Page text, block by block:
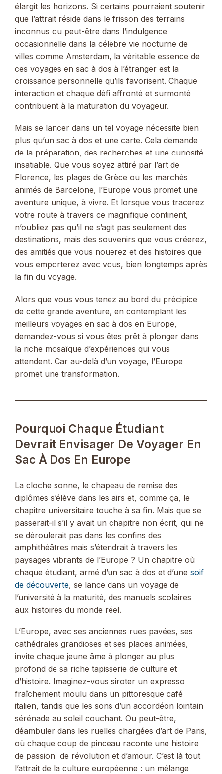
élargit les horizons. Si certains pourraient soutenir
que l’attrait réside dans le frisson des terrains
inconnus ou peut-être dans l’indulgence
occasionnelle dans la célèbre vie nocturne de
villes comme Amsterdam, la véritable essence de
ces voyages en sac à dos à l’étranger est la
croissance personnelle qu’ils favorisent. Chaque
interaction et chaque défi affronté et surmonté
contribuent à la maturation du voyageur.
Mais se lancer dans un tel voyage nécessite bien
plus qu’un sac à dos et une carte. Cela demande
de la préparation, des recherches et une curiosité
insatiable. Que vous soyez attiré par l’art de
Florence, les plages de Grèce ou les marchés
animés de Barcelone, l’Europe vous promet une
aventure unique, à vivre. Et lorsque vous tracerez
votre route à travers ce magnifique continent,
n’oubliez pas qu’il ne s’agit pas seulement des
destinations, mais des souvenirs que vous créerez,
des amitiés que vous nouerez et des histoires que
vous emporterez avec vous, bien longtemps après
la fin du voyage.
Alors que vous vous tenez au bord du précipice
de cette grande aventure, en contemplant les
meilleurs voyages en sac à dos en Europe,
demandez-vous si vous êtes prêt à plonger dans
la riche mosaïque d’expériences qui vous
attendent. Car au-delà d’un voyage, l’Europe
promet une transformation.
Pourquoi Chaque Étudiant
Devrait Envisager De Voyager En
Sac À Dos En Europe
La cloche sonne, le chapeau de remise des
diplômes s’élève dans les airs et, comme ça, le
chapitre universitaire touche à sa fin. Mais que se
passerait-il s’il y avait un chapitre non écrit, qui ne
se déroulerait pas dans les confins des
amphithéâtres mais s’étendrait à travers les
paysages vibrants de l’Europe ? Un chapitre où
chaque étudiant, armé d’un sac à dos et d’une soif
de découverte, se lance dans un voyage de
l’université à la maturité, des manuels scolaires
aux histoires du monde réel.
L’Europe, avec ses anciennes rues pavées, ses
cathédrales grandioses et ses places animées,
invite chaque jeune âme à plonger au plus
profond de sa riche tapisserie de culture et
d’histoire. Imaginez-vous siroter un expresso
fraîchement moulu dans un pittoresque café
italien, tandis que les sons d’un accordéon lointain
sérénade au soleil couchant. Ou peut-être,
déambuler dans les ruelles chargées d’art de Paris,
où chaque coup de pinceau raconte une histoire
de passion, de révolution et d’amour. C’est là tout
l’attrait de la culture européenne : un mélange